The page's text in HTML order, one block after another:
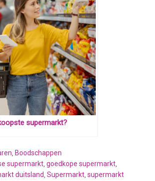
supermarkt?
, Boodschappen
supermarkt,goedkope supermarkt,
duitsland,Supermarkt,supermarkt